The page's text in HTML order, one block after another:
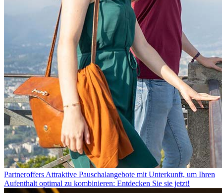
Partneroffers Attraktive Pauschalangebote mit Unterkunft, um Ihren
Aufenthalt optimal zu kombinieren: Entdecken Sie sie jetzt!